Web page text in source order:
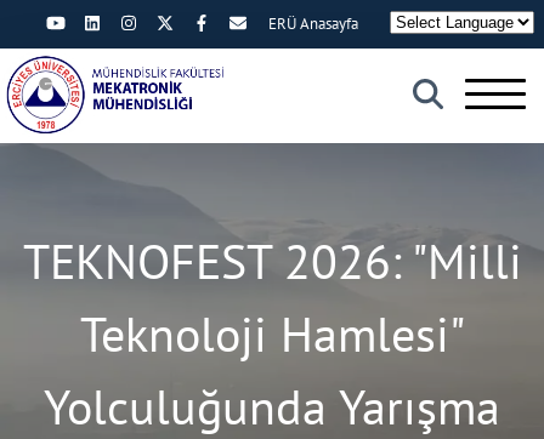
×
ERÜ Anasayfa
TEKNOFEST 2026: "Milli
Teknoloji Hamlesi"
Yolculuğunda Yarışma